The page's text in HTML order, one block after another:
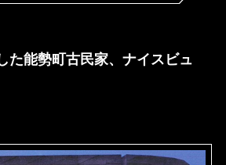
た能勢町古民家、ナイスビュ